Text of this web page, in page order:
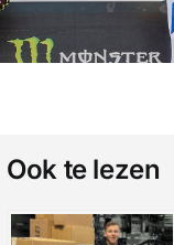
Ook te lezen